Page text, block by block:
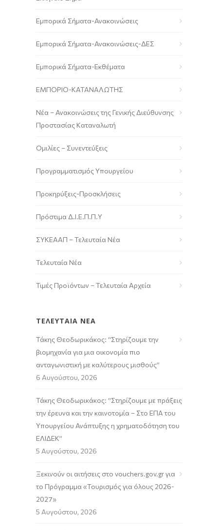
Εμπορικά Σήματα-Ανακοινώσεις
Εμπορικά Σήματα-Ανακοινώσεις-ΔΕΣ
Εμπορικά Σήματα-Εκθέματα
ΕΜΠΟΡΙΟ-ΚΑΤΑΝΑΛΩΤΗΣ
Νέα – Ανακοινώσεις της Γενικής Διεύθυνσης
Προστασίας Καταναλωτή
Ομιλίες – Συνεντεύξεις
Προγραμματισμός Υπουργείου
Προκηρύξεις-Προσκλήσεις
Πρόστιμα Δ.Ι.Ε.Π.Π.Υ
ΣΥΚΕΑΑΠ – Τελευταία Νέα
Τελευταία Νέα
Τιμές Προϊόντων – Τελευταία Αρχεία
ΤΕΛΕΥΤΑΙΑ ΝΕΑ
Τάκης Θεοδωρικάκος: “Στηρίζουμε την
βιομηχανία για μια οικονομία πιο
ανταγωνιστική με καλύτερους μισθούς”
6 Αυγούστου, 2026
Τάκης Θεοδωρικάκος: “Στηρίζουμε με πράξεις
την έρευνα και την καινοτομία – Στο ΕΠΑ του
Υπουργείου Ανάπτυξης η χρηματοδότηση του
ΕΛΙΔΕΚ”
5 Αυγούστου, 2026
Ξεκινούν οι αιτήσεις στο vouchers.gov.gr για
το Πρόγραμμα «Τουρισμός για όλους 2026-
2027»
5 Αυγούστου, 2026